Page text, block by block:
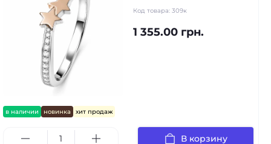
в наличии новинка хит продаж
Код товара: 309к
1 355.00 грн.
В корзину